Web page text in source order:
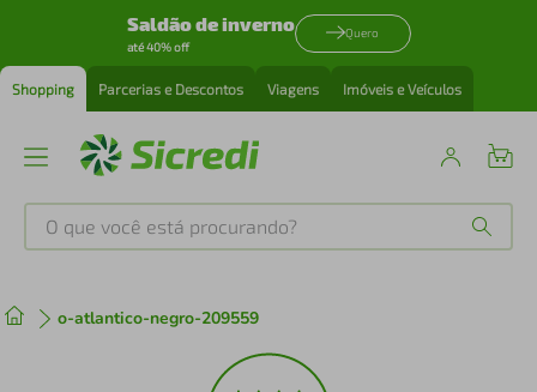
Saldão de inverno
até 40% off
Quero
Shopping Parcerias e Descontos Viagens Imóveis e Veículos
O que você está procurando?
o-atlantico-negro-209559